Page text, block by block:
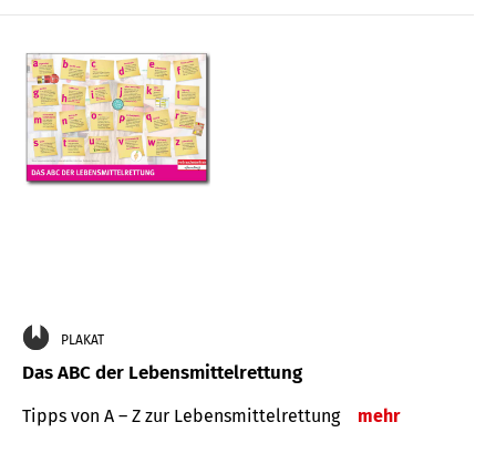
PLAKAT
Das ABC der Lebensmittelrettung
Tipps von A – Z zur Lebensmittelrettung mehr